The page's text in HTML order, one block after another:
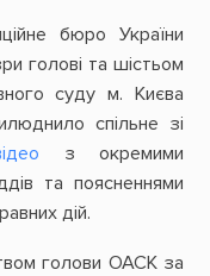
бюро України
голові та шістьом
суду м. Києва
спільне зі
з окремими
та поясненнями
дій.
голови ОАСК за